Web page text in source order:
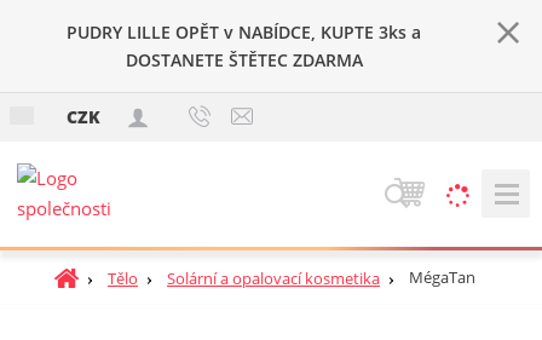
PUDRY LILLE OPĚT v NABÍDCE, KUPTE 3ks a
DOSTANETE ŠTĚTEC ZDARMA
CZK
V
h
l
Ú
Tělo Solární a opalovací kosmetika MégaTan